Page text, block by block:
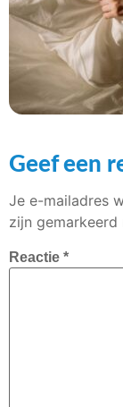
Geef een
Je e-mailadres
zijn gemarkeerd
Reactie *